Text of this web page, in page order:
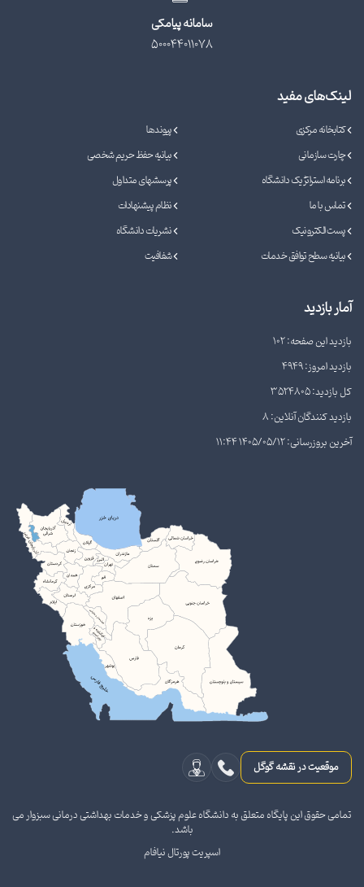
سامانه پیامکی
500044011078
لینک‌های مفید
کتابخانه مرکزی
پیوندها
چارت سازمانی
بیانیه حفظ حریم شخصی
برنامه استراتژیک دانشگاه
پرسشهای متداول
تماس با ما
نظام پیشنهادات
پست الکترونیک
نشریات دانشگاه
بیانیه سطح توافق خدمات
شفافیت
آمار بازدید
بازدید این صفحه: 102
بازدید امروز: 4949
کل بازدید: 3524805
بازدید کنندگان آنلاین: 8
آخرین بروزرسانی: 1405/05/12 11:44
موقعیت در نقشه گوگل
تمامی حقوق این پایگاه متعلق به دانشگاه علوم پزشکی و خدمات بهداشتی درمانی سبزوار می
باشد.
اسپریت پورتال نیافام